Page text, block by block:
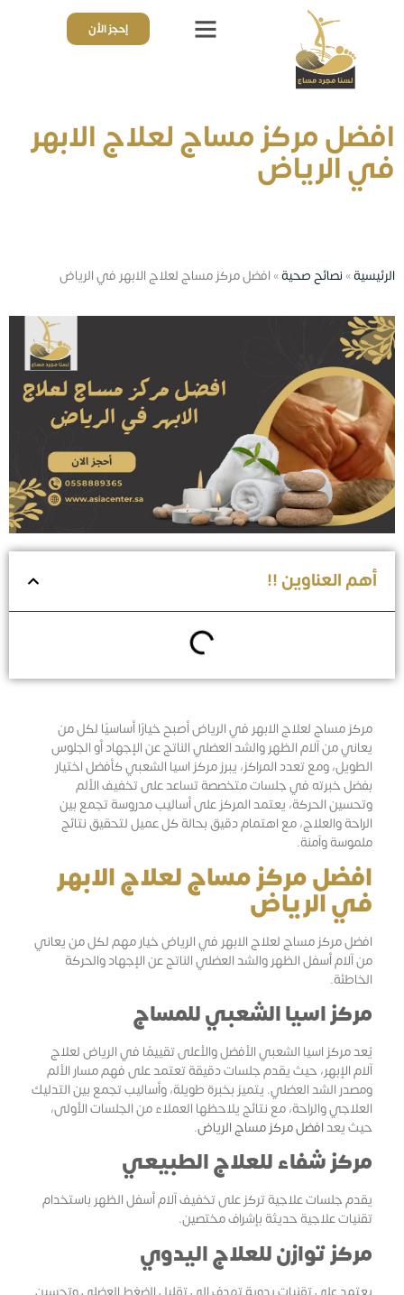
إحجز الأن
افضل مركز مساج لعلاج الابهر
في الرياض
الرئيسية»نصائح صحية»افضل مركز مساج لعلاج الابهر في الرياض
أهم العناوين !!
مركز مساج لعلاج الابهر في الرياض أصبح خيارًا أساسيًا لكل من
يعاني من آلام الظهر والشد العضلي الناتج عن الإجهاد أو الجلوس
الطويل، ومع تعدد المراكز، يبرز مركز اسيا الشعبي كأفضل اختيار
بفضل خبرته في جلسات متخصصة تساعد على تخفيف الألم
وتحسين الحركة، يعتمد المركز على أساليب مدروسة تجمع بين
الراحة والعلاج، مع اهتمام دقيق بحالة كل عميل لتحقيق نتائج
ملموسة وآمنة.
افضل مركز مساج لعلاج الابهر
في الرياض
افضل مركز مساج لعلاج الابهر في الرياض خيار مهم لكل من يعاني
من آلام أسفل الظهر والشد العضلي الناتج عن الإجهاد والحركة
الخاطئة.
مركز اسيا الشعبي للمساج
يُعد مركز اسيا الشعبي الأفضل والأعلى تقييمًا في الرياض لعلاج
آلام الإبهر، حيث يقدم جلسات دقيقة تعتمد على فهم مسار الألم
ومصدر الشد العضلي. يتميز بخبرة طويلة، وأساليب تجمع بين التدليك
العلاجي والراحة، مع نتائج يلاحظها العملاء من الجلسات الأولى،
حيث يعدافضل مركز مساج الرياض.
مركز شفاء للعلاج الطبيعي
يقدم جلسات علاجية تركز على تخفيف آلام أسفل الظهر باستخدام
تقنيات علاجية حديثة بإشراف مختصين.
مركز توازن للعلاج اليدوي